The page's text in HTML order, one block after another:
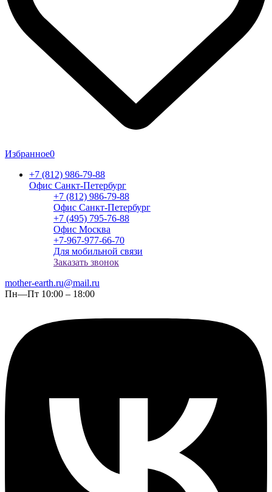
Избранное0
+7 (812) 986-79-88
Офис Санкт-Петербург
+7 (812) 986-79-88
Офис Санкт-Петербург
+7 (495) 795-76-88
Офис Москва
+7-967-977-66-70
Для мобильной связи
Заказать звонок
mother-earth.ru@mail.ru
Пн—Пт 10:00 – 18:00